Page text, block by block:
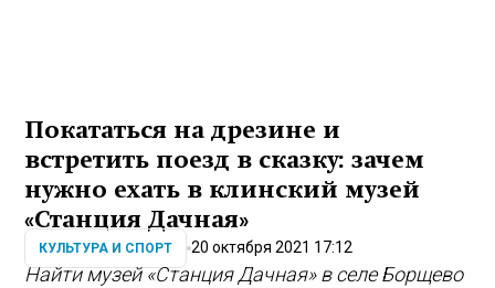
Покататься на дрезине и
встретить поезд в сказку: зачем
нужно ехать в клинский музей
«Станция Дачная»
КУЛЬТУРА И СПОРТ 20 октября 2021 17:12
Найти музей «Станция Дачная» в селе Борщево